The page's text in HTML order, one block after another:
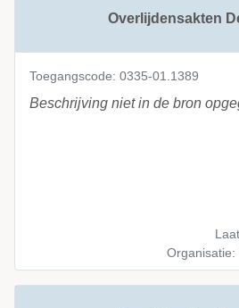
Overlijdensakten
Toegangscode: 0335-01.1389
Beschrijving niet in de bron